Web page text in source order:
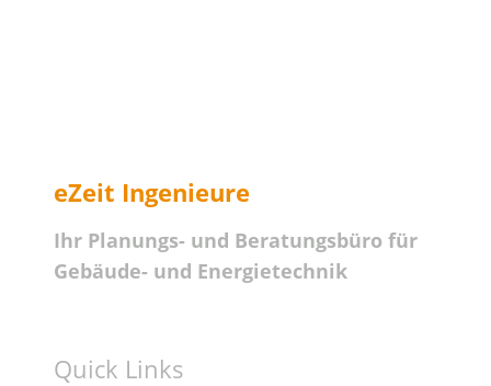
eZeit Ingenieure
Ihr Planungs- und Beratungsbüro für
Gebäude- und Energietechnik
Quick Links